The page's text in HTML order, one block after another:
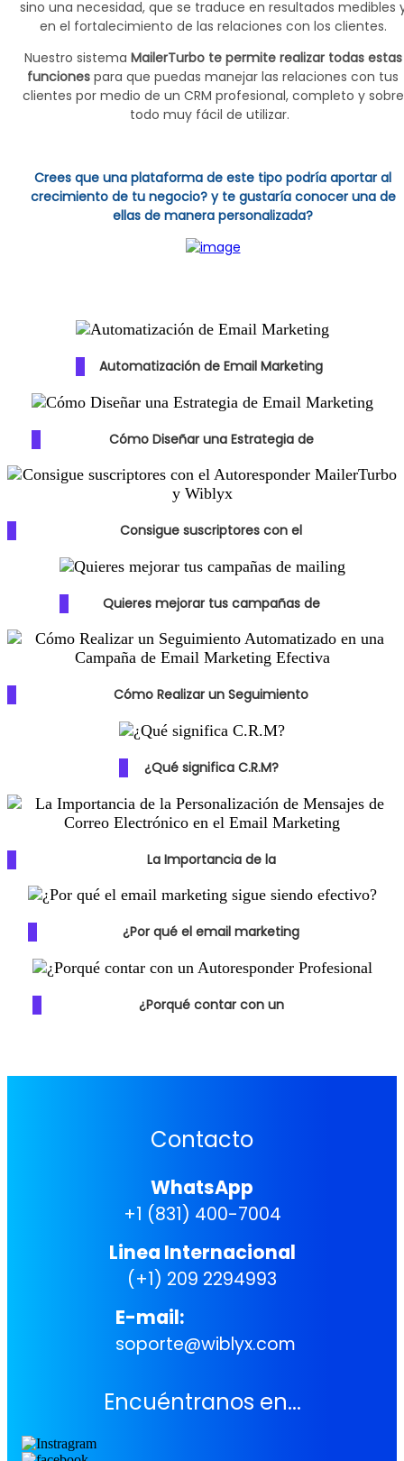
sino una necesidad, que se traduce en resultados medibles
en el fortalecimiento de las relaciones con los clientes.
Nuestro sistema MailerTurbo te permite realizar todas estas
funciones para que puedas manejar las relaciones con tus
clientes por medio de un CRM profesional, completo y sobre
todo muy fácil de utilizar.
Crees que una plataforma de este tipo podría aportar al
crecimiento de tu negocio? y te gustaría conocer una de
ellas de manera personalizada?
Automatización de Email Marketing
Cómo Diseñar una Estrategia de
Consigue suscriptores con el
Quieres mejorar tus campañas de
Cómo Realizar un Seguimiento
¿Qué significa C.R.M?
La Importancia de la
¿Por qué el email marketing
¿Porqué contar con un
Contacto
WhatsApp
+1 (831) 400-7004
Linea Internacional
(+1) 209 2294993
E-mail:
soporte@wiblyx.com
Encuéntranos en...